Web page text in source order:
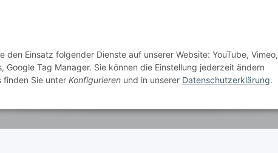
den Einsatz folgender Dienste auf unserer Website: YouTube, Vimeo,
Google Tag Manager. Sie können die Einstellung jederzeit ändern
finden Sie unter Konfigurieren und in unserer Datenschutzerklärung.